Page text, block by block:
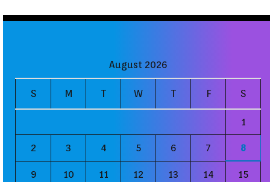
August 2026
S M T W T F S
1
2 3 4 5 6 7 8
9 10 11 12 13 14 15